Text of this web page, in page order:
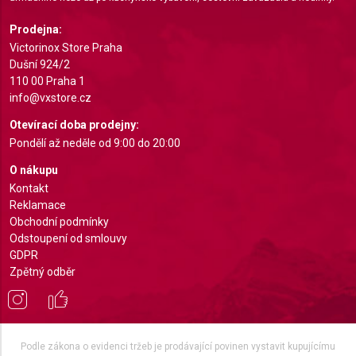
Prodejna:
Victorinox Store Praha
Dušní 924/2
110 00 Praha 1
info@vxstore.cz
Otevírací doba prodejny:
Pondělí až neděle od 9:00 do 20:00
O nákupu
Kontakt
Reklamace
Obchodní podmínky
Odstoupení od smlouvy
GDPR
Zpětný odběr
Podle zákona o evidenci tržeb je prodávající povinen vystavit kupujícímu
Understand audiences through statistics or
combinations of data from different sources
Develop and improve services
Use limited data to select content
IAB Special Features:
Identify devices based on information actively
requested
Non-IAB processing purposes:
Necessary
Performance
Advertising